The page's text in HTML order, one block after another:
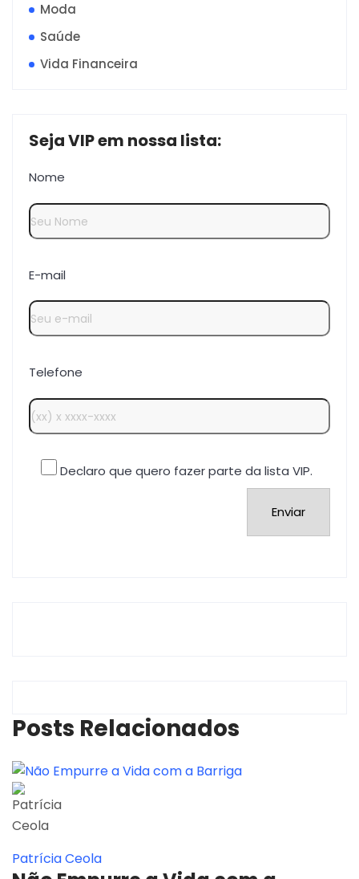
Moda
Saúde
Vida Financeira
Seja VIP em nossa lista:
Nome
E-mail
Telefone
Declaro que quero fazer parte da lista VIP.
Posts Relacionados
Patrícia Ceola